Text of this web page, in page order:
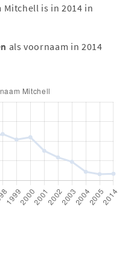
Mitchell is in 2014 in
als voornaam in 2014